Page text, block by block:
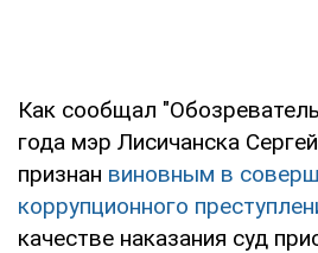
Как сообщал
года мэр Лисичанска
признан виновным в
коррупционного
качестве наказания суд